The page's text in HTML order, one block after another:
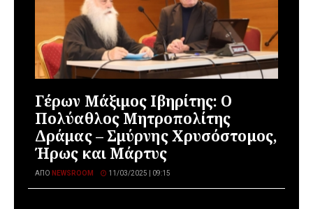
Γέρων Μάξιμος Ιβηρίτης: Ο
Πολύαθλος Μητροπολίτης
Δράμας – Σμύρνης Χρυσόστομος,
Ήρως και Μάρτυς
ΑΠΌ NEWSROOM 11/03/2025 | 09:15